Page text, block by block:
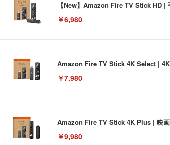
【New】Amazon Fire TV Stick HD |
￥6,980
Amazon Fire TV Stick 4K Select | 4K
￥7,980
Amazon Fire TV Stick 4K Plus | 映画
￥9,980